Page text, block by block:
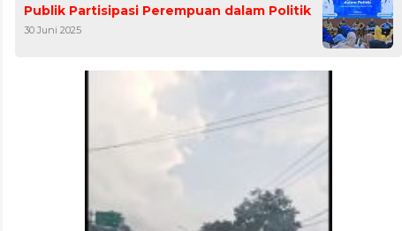
Publik Partisipasi Perempuan dalam Politik
30 Juni 2025